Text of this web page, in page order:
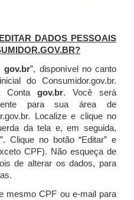
DADOS PESSOAIS
gov.br”, disponível no canto
do Consumidor.gov.br.
Conta gov.br. Você será
para sua área de
Localize e clique no
da tela e, em seguida,
Clique no botão “Editar” e
CPF). Não esqueça de
de alterar os dados, para
mesmo CPF ou e-mail para